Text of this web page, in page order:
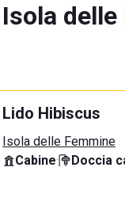
Lido Hibiscus
Isola delle Femmine
Cabine· Doccia